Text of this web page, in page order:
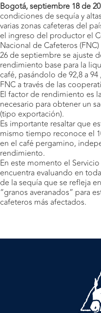
Bogotá, septiembre 18 de
condiciones de sequía y
varias zonas cafeteras del
el ingreso del productor el
Nacional de Cafeteros
26 de septiembre se ajuste
rendimiento base para la
café, pasándolo de 92,8 a
FNC a través de las
El factor de rendimiento es
necesario para obtener un
(tipo exportación).
Es importante resaltar que
mismo tiempo reconoce el
en el café pergamino,
rendimiento.
En este momento el
encuentra evaluando en
de la sequía que se refleja
“granos averanados” para
cafeteros más afectados.